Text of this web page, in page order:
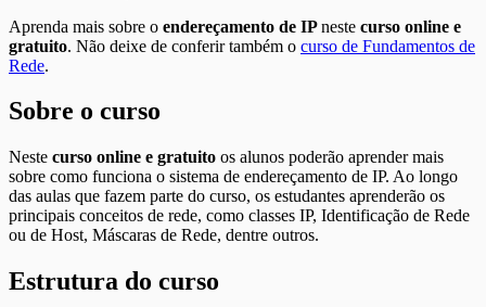
Aprenda mais sobre o endereçamento de IPneste curso online e
gratuito. Não deixe de conferir também o curso de Fundamentos de
Rede.
Sobre o curso
Neste curso online e gratuito os alunos poderão aprender mais
sobre como funciona o sistema de endereçamento de IP. Ao longo
das aulas que fazem parte do curso, os estudantes aprenderão os
principais conceitos de rede, como classes IP, Identificação de Rede
ou de Host, Máscaras de Rede, dentre outros.
Estrutura do curso